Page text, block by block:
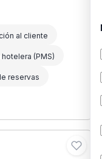
al cliente
(PMS)
reservas